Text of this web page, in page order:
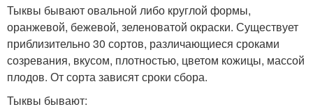
Тыквы бывают овальной либо круглой формы,
оранжевой, бежевой, зеленоватой окраски. Существует
приблизительно 30 сортов, различающиеся сроками
созревания, вкусом, плотностью, цветом кожицы, массой
плодов. От сорта зависят сроки сбора.
Тыквы бывают: